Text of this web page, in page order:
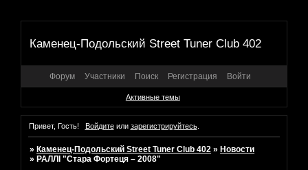
Каменец-Подольский Street Tuner Club 402
Форум Участники Поиск Регистрация Войти
Активные темы
Привет, Гость! Войдитеили зарегистрируйтесь.
»Каменец-Подольский Street Tuner Club 402 »Новости
»РАЛЛІ "Стара Фортеця – 2008"